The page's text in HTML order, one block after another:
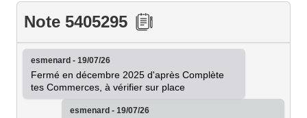
Note 5405295
esmenard - 19/07/26
Fermé en décembre 2025 d'après Complète
tes Commerces, à vérifier sur place
esmenard - 19/07/26